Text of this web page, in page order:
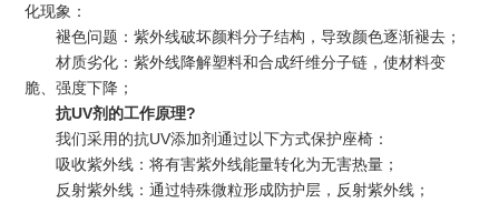
化现象：
褪色问题：紫外线破坏颜料分子结构，导致颜色逐渐褪去；
材质劣化：紫外线降解塑料和合成纤维分子链，使材料变
脆、强度下降；
抗UV剂的工作原理?
我们采用的抗UV添加剂通过以下方式保护座椅：
吸收紫外线：将有害紫外线能量转化为无害热量；
反射紫外线：通过特殊微粒形成防护层，反射紫外线；